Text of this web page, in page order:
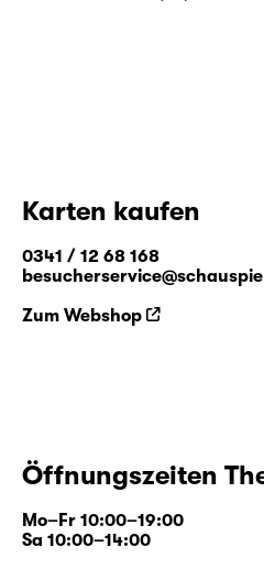
Karten kaufen
0341 / 12 68 168
Zum Webshop
Öffnungszeiten
Mo–Fr 10:00–19:00
Sa 10:00–14:00